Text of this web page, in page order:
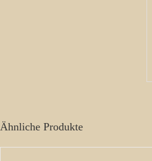
Ähnliche Produkte